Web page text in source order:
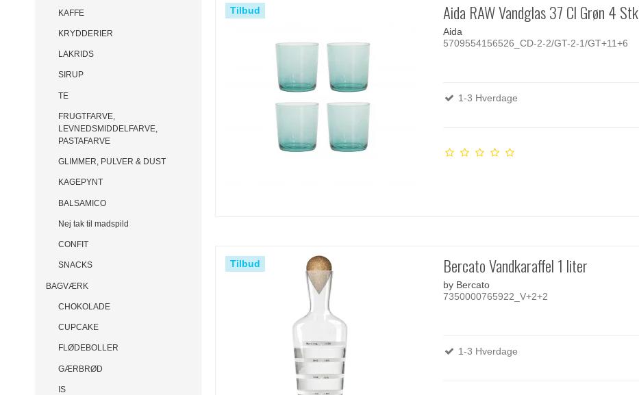
KAFFE
KRYDDERIER
LAKRIDS
SIRUP
TE
FRUGTFARVE,
LEVNEDSMIDDELFARVE,
PASTAFARVE
GLIMMER, PULVER & DUST
KAGEPYNT
BALSAMICO
Nej tak til madspild
CONFIT
SNACKS
BAGVÆRK
CHOKOLADE
CUPCAKE
FLØDEBOLLER
GÆRBRØD
IS
Tilbud Aida RAW Vandglas 37 Cl Grøn 4 Stk
Aida
5709554156526_CD-2-2/GT-2-1/GT+11+6
1-3 Hverdage
Tilbud Bercato Vandkaraffel 1 liter
by Bercato
7350000765922_V+2+2
1-3 Hverdage